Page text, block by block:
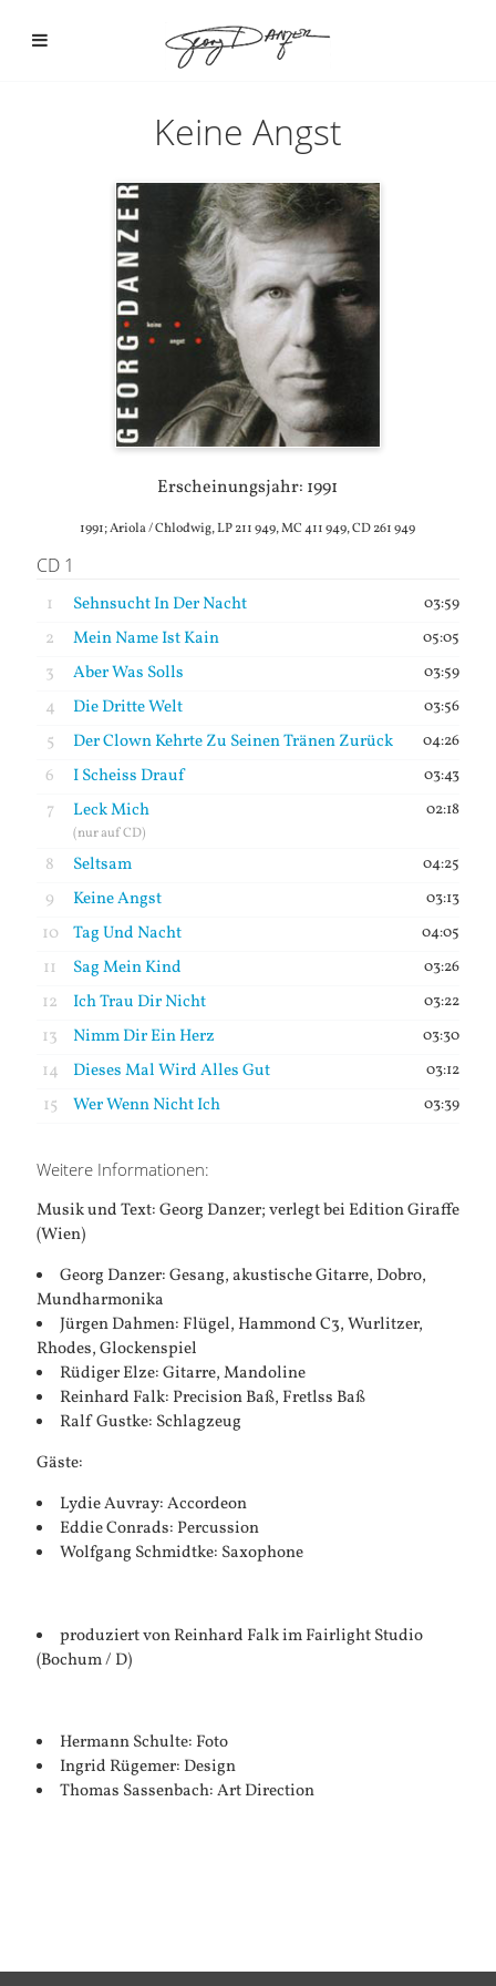
Keine Angst
Erscheinungsjahr: 1991
1991; Ariola / Chlodwig, LP 211 949, MC 411 949, CD 261 949
CD 1
1 Sehnsucht In Der Nacht 03:59
2 Mein Name Ist Kain 05:05
3 Aber Was Solls 03:59
4 Die Dritte Welt 03:56
5 Der Clown Kehrte Zu Seinen Tränen Zurück 04:26
6 I Scheiss Drauf 03:43
7 Leck Mich
(nur auf CD)
02:18
8 Seltsam 04:25
9 Keine Angst 03:13
10 Tag Und Nacht 04:05
11 Sag Mein Kind 03:26
12 Ich Trau Dir Nicht 03:22
13 Nimm Dir Ein Herz 03:30
14 Dieses Mal Wird Alles Gut 03:12
15 Wer Wenn Nicht Ich 03:39
Weitere Informationen:
Musik und Text: Georg Danzer; verlegt bei Edition Giraffe
(Wien)
Georg Danzer: Gesang, akustische Gitarre, Dobro,
Mundharmonika
Jürgen Dahmen: Flügel, Hammond C3, Wurlitzer,
Rhodes, Glockenspiel
Rüdiger Elze: Gitarre, Mandoline
Reinhard Falk: Precision Baß, Fretlss Baß
Ralf Gustke: Schlagzeug
Gäste:
Lydie Auvray: Accordeon
Eddie Conrads: Percussion
Wolfgang Schmidtke: Saxophone
produziert von Reinhard Falk im Fairlight Studio
(Bochum / D)
Hermann Schulte: Foto
Ingrid Rügemer: Design
Thomas Sassenbach: Art Direction